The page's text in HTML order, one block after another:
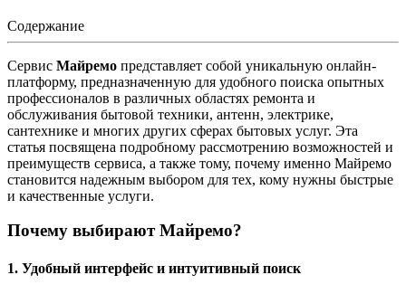
Содержание
Сервис Майремо представляет собой уникальную онлайн-
платформу, предназначенную для удобного поиска опытных
профессионалов в различных областях ремонта и
обслуживания бытовой техники, антенн, электрике,
сантехнике и многих других сферах бытовых услуг. Эта
статья посвящена подробному рассмотрению возможностей и
преимуществ сервиса, а также тому, почему именно Майремо
становится надежным выбором для тех, кому нужны быстрые
и качественные услуги.
Почему выбирают Майремо?
1. Удобный интерфейс и интуитивный поиск